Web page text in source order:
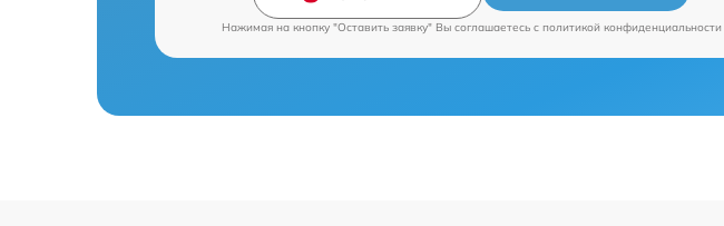
Нажимая на кнопку "Оставить заявку" Вы соглашаетесь c политикой конфиденциальности